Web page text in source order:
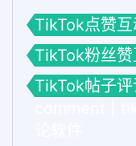
TikTok点赞
TikTok粉丝
TikTok帖子